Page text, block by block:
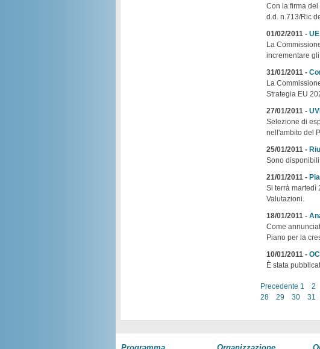
Con la firma
d.d. n.713/Ric
01/02/2011 -
La
incrementare
31/01/2011 -
La
Strategia EU
27/01/2011 -
Selezione di
nell'ambito del
25/01/2011 -
Sono
21/01/2011 -
Si terrà martedì
Valutazioni.
18/01/2011 -
Come
Piano per la
10/01/2011 -
È stata
Precedente 1 2
28
29 30 31